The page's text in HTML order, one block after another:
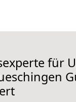
für